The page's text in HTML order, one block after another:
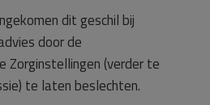
dit geschil bij
door de
Zorginstellingen (verder te
te laten beslechten.